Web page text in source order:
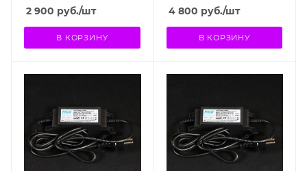
2 900 руб./шт
В КОРЗИНУ
4 800 руб./шт
В КОРЗИНУ